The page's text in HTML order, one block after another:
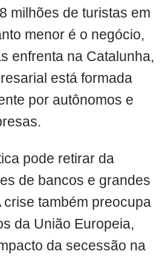
milhões de turistas em
menor é o negócio,
enfrenta na Catalunha,
está formada
por autônomos e
pode retirar da
de bancos e grandes
crise também preocupa
da União Europeia,
da secessão na